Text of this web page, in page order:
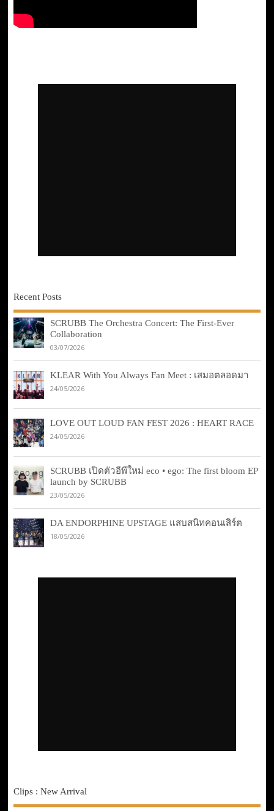
Recent Posts
SCRUBB The Orchestra Concert: The First-Ever
Collaboration
03/07/2026
KLEAR With You Always Fan Meet : เสมอตลอดมา
24/05/2026
LOVE OUT LOUD FAN FEST 2026 : HEART RACE
24/05/2026
SCRUBB เปิดตัวอีพีใหม่ eco • ego: The first bloom EP
launch by SCRUBB
23/05/2026
DA ENDORPHINE UPSTAGE แสบสนิทคอนเสิร์ต
18/05/2026
Clips : New Arrival